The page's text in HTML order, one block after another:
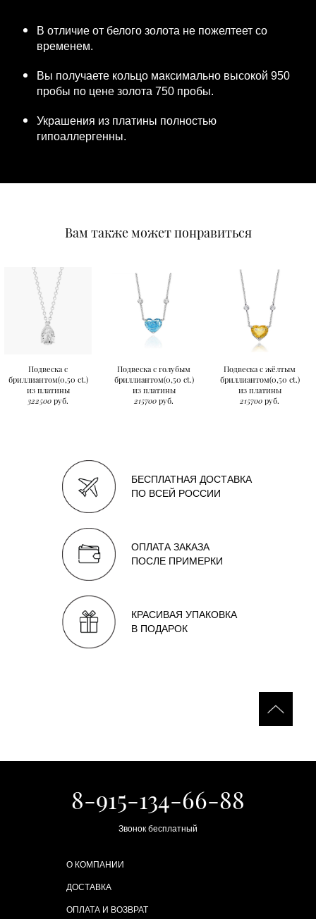
В отличие от белого золота не пожелтеет со
временем.
Вы получаете кольцо максимально высокой 950
пробы по цене золота 750 пробы.
Украшения из платины полностью
гипоаллергенны.
Вам также может понравиться
Подвеска с
бриллиантом(0,50 ct.)
из платины
322500 руб.
Подвеска с голубым
бриллиантом(0,50 ct.)
из платины
215700 руб.
Подвеска с жёлтым
бриллиантом(0,50 ct.)
из платины
215700 руб.
БЕСПЛАТНАЯ ДОСТАВКА
ПО ВСЕЙ РОССИИ
ОПЛАТА ЗАКАЗА
ПОСЛЕ ПРИМЕРКИ
КРАСИВАЯ УПАКОВКА
В ПОДАРОК
8-915-134-66-88
Звонок бесплатный
О КОМПАНИИ
ДОСТАВКА
ОПЛАТА И ВОЗВРАТ